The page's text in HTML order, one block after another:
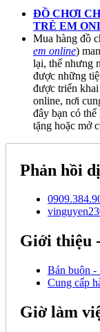
ĐỒ CHƠI
TRẺ EM
Mua hàng đồ
em online)
lại, thế nhưng
được những
được triển
online, nơi
đây bạn có
tặng hoặc mở
Phản hồi
Giới thiệu
Bán buôn -
Cung cấp
Giờ làm